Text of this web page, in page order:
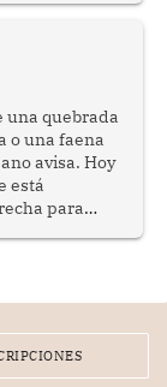
una quebrada
o una faena
avisa. Hoy
está
para